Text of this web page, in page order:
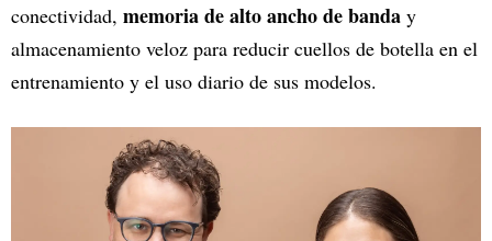
conectividad, memoria de alto ancho de banda y
almacenamiento veloz para reducir cuellos de botella en el
entrenamiento y el uso diario de sus modelos.